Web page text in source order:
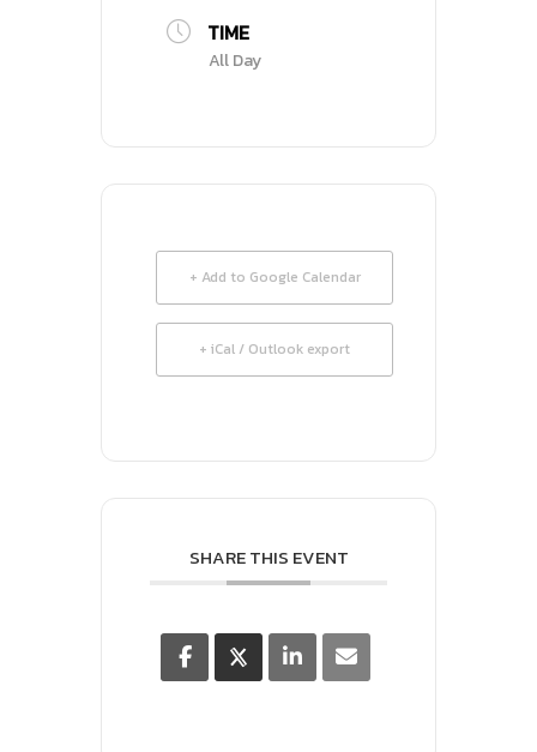
TIME
All Day
+ Add to Google Calendar
+ iCal / Outlook export
SHARE THIS EVENT